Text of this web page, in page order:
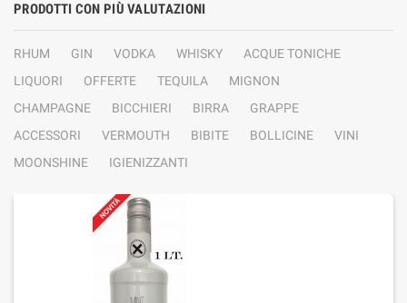
PRODOTTI CON PIÙ VALUTAZIONI
RHUM GIN VODKA WHISKY
ACQUE TONICHE
LIQUORI
OFFERTE TEQUILA
MIGNON
CHAMPAGNE
BICCHIERI BIRRA
GRAPPE
ACCESSORI
VERMOUTH BIBITE BOLLICINE
VINI
MOONSHINE
IGIENIZZANTI